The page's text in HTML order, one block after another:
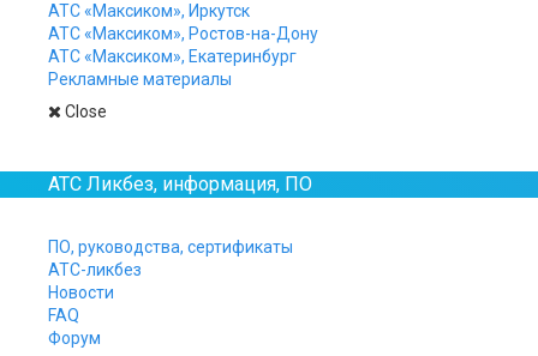
АТС «Максиком», Иркутск
АТС «Максиком», Ростов-на-Дону
АТС «Максиком», Екатеринбург
Рекламные материалы
Close
АТС Ликбез, информация, ПО
ПО, руководства, сертификаты
АТС-ликбез
Новости
FAQ
Форум
начинают теснить импортные
Российские производители быстро